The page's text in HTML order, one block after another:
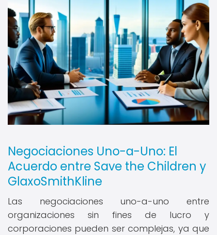
Negociaciones Uno-a-Uno: El
Acuerdo entre Save the Children y
GlaxoSmithKline
Las negociaciones uno-a-uno entre
organizaciones sin fines de lucro y
corporaciones pueden ser complejas, ya que